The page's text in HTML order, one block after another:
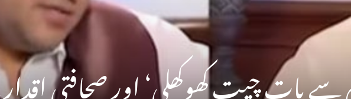
سے بات چیت کھوکھلی‘ اور صحافتی